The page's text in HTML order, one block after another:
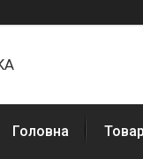
Головна